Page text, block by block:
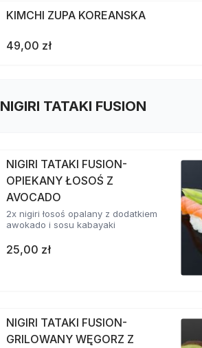
KIMCHI ZUPA KOREANSKA
49,00 zł
NIGIRI TATAKI FUSION
NIGIRI TATAKI FUSION-
OPIEKANY ŁOSOŚ Z
AVOCADO
2x nigiri łosoś opalany z dodatkiem
awokado i sosu kabayaki
25,00 zł
NIGIRI TATAKI FUSION-
GRILOWANY WĘGORZ Z